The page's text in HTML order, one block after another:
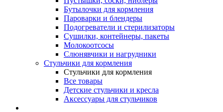
Бутылочки для кормления
Пароварки и блендеры
Подогреватели и стерилизаторы
Сушилки, контейнеры, пакеты
Молокоотсосы
Слюнявчики и нагрудники
Стульчики для кормления
Стульчики для кормления
Все товары
Детские стульчики и кресла
Аксессуары для стульчиков